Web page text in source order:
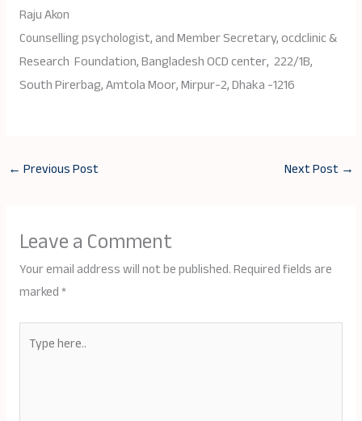
Raju Akon
Counselling psychologist, andMember Secretary, ocdclinic &
Research Foundation,Bangladesh OCD center, 222/1B,
South Pirerbag, Amtola Moor, Mirpur-2, Dhaka -1216
← Previous Post Next Post →
Leave a Comment
Your email address will not be published.Required fields are
marked*
here..